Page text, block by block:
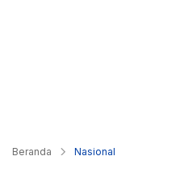
Beranda Nasional